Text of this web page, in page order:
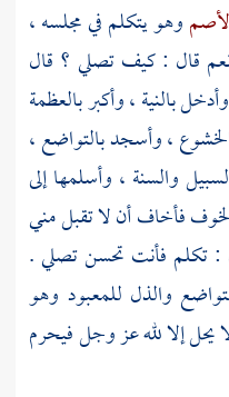
وهو يتكلم في مجلسه ،
قال : كيف تصلي ؟ قال
بالنية ، وأكبر بالعظمة
، وأسجد بالتواضع ،
والسنة ، وأسلمها إلى
فأخاف أن لا تقبل مني
: تكلم فأنت تحسن تصلي .
والذل للمعبود وهو
يحل إلا لله عز وجل فيحرم